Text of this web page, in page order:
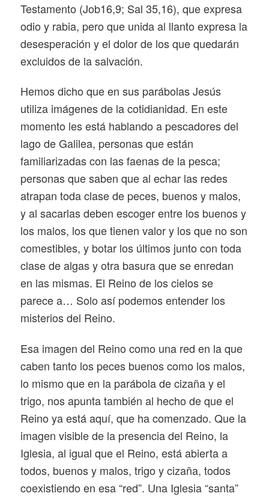
Testamento (Job16,9; Sal 35,16), que expresa
odio y rabia, pero que unida al llanto expresa la
desesperación y el dolor de los que quedarán
excluidos de la salvación.
Hemos dicho que en sus parábolas Jesús
utiliza imágenes de la cotidianidad. En este
momento les está hablando a pescadores del
lago de Galilea, personas que están
familiarizadas con las faenas de la pesca;
personas que saben que al echar las redes
atrapan toda clase de peces, buenos y malos,
y al sacarlas deben escoger entre los buenos y
los malos, los que tienen valor y los que no son
comestibles, y botar los últimos junto con toda
clase de algas y otra basura que se enredan
en las mismas. El Reino de los cielos se
parece a… Solo así podemos entender los
misterios del Reino.
Esa imagen del Reino como una red en la que
caben tanto los peces buenos como los malos,
lo mismo que en la parábola de cizaña y el
trigo, nos apunta también al hecho de que el
Reino ya está aquí, que ha comenzado. Que la
imagen visible de la presencia del Reino, la
Iglesia, al igual que el Reino, está abierta a
todos, buenos y malos, trigo y cizaña, todos
coexistiendo en esa “red”. Una Iglesia “santa”